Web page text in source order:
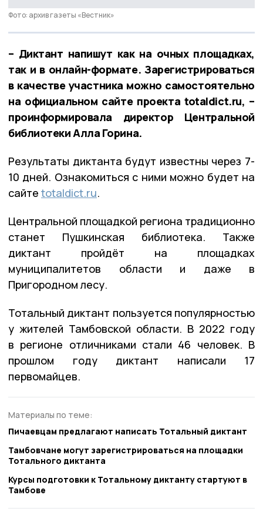
Фото: архив газеты «Вестник»
– Диктант напишут как на очных площадках,
так и в онлайн-формате. Зарегистрироваться
в качестве участника можно самостоятельно
на официальном сайте проекта totaldict.ru, –
проинформировала директор Центральной
библиотеки Алла Горина.
Результаты диктанта будут известны через 7-
10 дней. Ознакомиться с ними можно будет на
сайте totaldict.ru.
Центральной площадкой региона традиционно
станет Пушкинская библиотека. Также
диктант пройдёт на площадках
муниципалитетов области и даже в
Пригородном лесу.
Тотальный диктант пользуется популярностью
у жителей Тамбовской области. В 2022 году
в регионе отличниками стали 46 человек. В
прошлом году диктант написали 17
первомайцев.
Материалы по теме:
Пичаевцам предлагают написать Тотальный диктант
Тамбовчане могут зарегистрироваться на площадки
Тотального диктанта
Курсы подготовки к Тотальному диктанту стартуют в
Тамбове